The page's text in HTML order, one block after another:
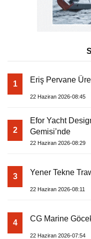
1 Eriş Pervane
22 Haziran 2026-08:45
2
Efor Yacht
Gemisi’nde
22 Haziran 2026-08:29
3 Yener Tekne
22 Haziran 2026-08:11
4 CG Marine
22 Haziran 2026-07:54